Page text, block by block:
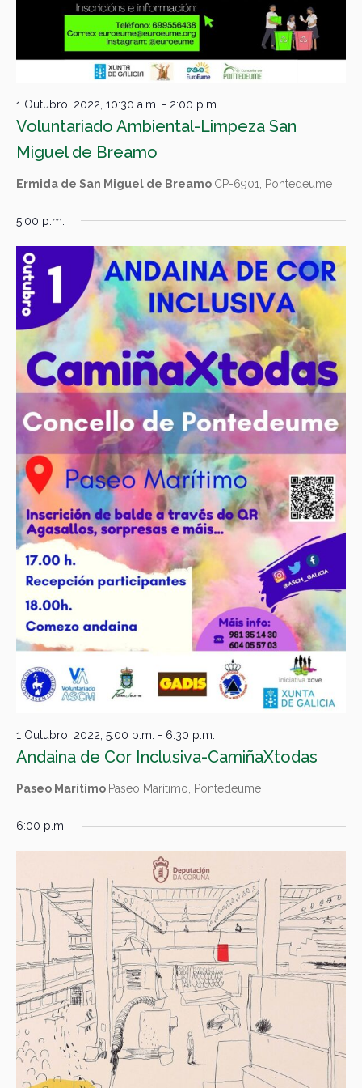
Voluntariado Ambiental-Limpeza San
Miguel de Breamo
1 Outubro, 2022, 10:30 a.m. - 2:00 p.m.
Ermida de San Miguel de Breamo CP-6901, Pontedeume
5:00 p.m.
Andaina de Cor Inclusiva-CamiñaXtodas
1 Outubro, 2022, 5:00 p.m. - 6:30 p.m.
Paseo Marítimo Paseo Marítimo, Pontedeume
6:00 p.m.